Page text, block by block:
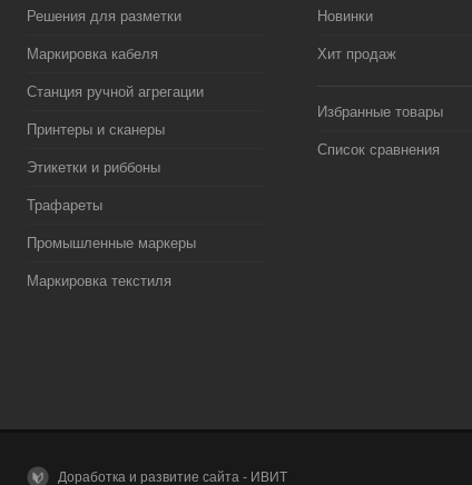
Решения для разметки
Маркировка кабеля
Станция ручной агрегации
Принтеры и сканеры
Этикетки и риббоны
Трафареты
Промышленные маркеры
Маркировка текстиля
Новинки
Хит продаж
Избранные товары
Список сравнения
Доработка и развитие сайта - ИВИТ